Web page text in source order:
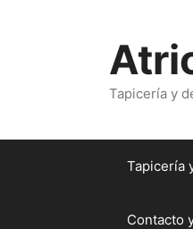
Tapicería y
Tapicería
Contacto